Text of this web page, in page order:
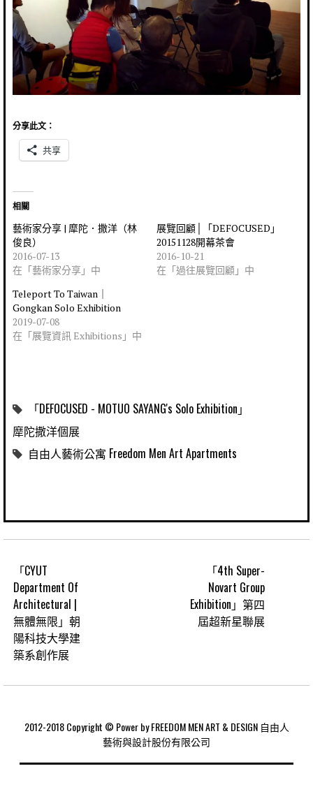
分享此文：
共享
相關
藝術家分享 | 犘陀．撒洋（林
俊良）
2016-07-13
在「藝術家分享」中
展覽回顧│「DEFOCUSED」
20151128開幕茶會
2016-10-21
在「過往展覽回顧」中
Teleport To Taiwan｜
Gongkan Solo Exhibition
2019-07-08
在「展覽資訊 Exhibitions」中
「DEFOCUSED - MOTUO SAYANG's Solo Exhibition」
犘陀撒洋個展
自由人藝術公寓 Freedom Men Art Apartments
「CYUT
Department Of
Architectural |
無體無限」朝
陽科技大學建
築系創作展
「4th Super-
Novart Group
Exhibition」第四
屆超新星聯展
2012-2018 Copyright © Power by FREEDOM MEN ART & DESIGN 自由人
藝術與設計股份有限公司